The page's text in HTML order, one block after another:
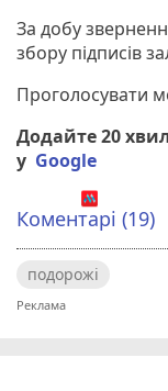
За добу
збору підписів
Проголосувати
Додайте 20
у Google
Коментарі (19)
подорожі